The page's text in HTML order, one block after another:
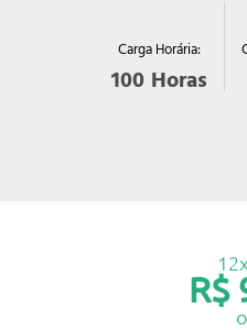
Carga Horária:
100 Horas
R$